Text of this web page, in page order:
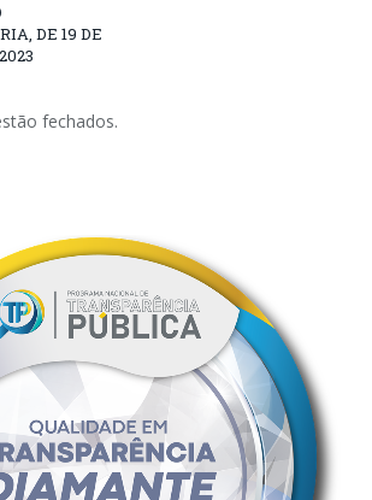
DE 19 DE
fechados.